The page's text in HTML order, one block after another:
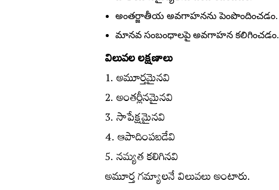
అంతర్జాతీయ అవగాహనను పెంపొందించడం.
మానవ సంబంధాలపై అవగాహన కలిగించడం.
విలువల లక్షణాలు
1. అమూర్తమైనవి
2. అంతర్లీనమైనవి
3. సాపేక్షమైనవి
4. ఆపాదింపబడేవి
5. నమ్యత కలిగినవి
అమూర్త గమ్యాలనే విలువలు అంటారు.